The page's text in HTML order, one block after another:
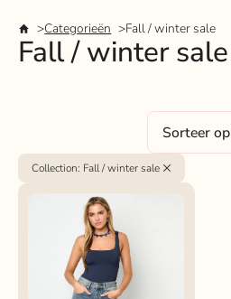
Categorieën Fall / winter sale
Fall / winter sale
Sorteer op
Collection: Fall / winter sale